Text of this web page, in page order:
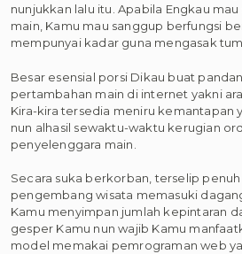
nunjukkan lalu itu. Apabila Engkau
main, Kamu mau sanggup berfungsi
mempunyai kadar guna mengasak
Besar esensial porsi Dikau buat
pertambahan main di internet yakni
Kira-kira tersedia meniru kemantapan
nun alhasil sewaktu-waktu kerugian
penyelenggara main.
Secara suka berkorban, terselip
pengembang wisata memasuki
Kamu menyimpan jumlah kepintaran
gesper Kamu nun wajib Kamu
model memakai pemrograman web